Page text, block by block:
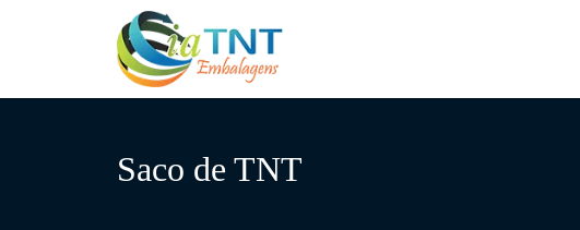
Saco de TNT